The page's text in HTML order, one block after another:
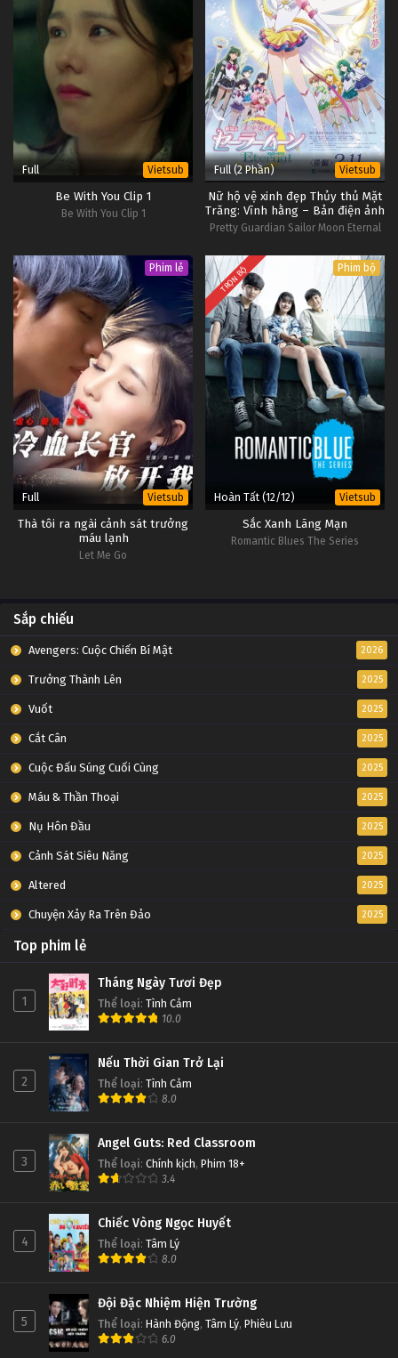
Full Vietsub
Be With You Clip 1
Be With You Clip 1
Full (2 Phần) Vietsub
Nữ hộ vệ xinh đẹp Thủy thủ Mặt
Trăng: Vĩnh hằng – Bản điện ảnh
Pretty Guardian Sailor Moon Eternal
Phim lẻ
Full Vietsub
Thà tôi ra ngài cảnh sát trưởng
máu lạnh
Let Me Go
TRỌN BỘ Phim bộ
Hoàn Tất (12/12) Vietsub
Sắc Xanh Lãng Mạn
Romantic Blues The Series
Sắp chiếu
Avengers: Cuộc Chiến Bí Mật 2026
Trưởng Thành Lên 2025
Vuốt 2025
Cắt Cân 2025
Cuộc Đấu Súng Cuối Cùng 2025
Máu & Thần Thoại 2025
Nụ Hôn Đầu 2025
Cảnh Sát Siêu Năng 2025
Altered 2025
Chuyện Xảy Ra Trên Đảo 2025
Top phim lẻ
1
Tháng Ngày Tươi Đẹp
Thể loại: Tình Cảm
10.0
2
Nếu Thời Gian Trở Lại
Thể loại: Tình Cảm
8.0
3
Angel Guts: Red Classroom
Thể loại: Chính kịch, Phim 18+
3.4
4
Chiếc Vòng Ngọc Huyết
Thể loại: Tâm Lý
8.0
5
Đội Đặc Nhiệm Hiện Trường
Thể loại: Hành Động, Tâm Lý, Phiêu Lưu
6.0